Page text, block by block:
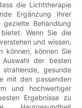
die Lichttherapie
Ergänzung Ihrer
Behandlung
Wenn Sie die
und wissen,
können, können Sie
der besten
gesunde
mit den passenden
und hochwertiger
Ergebnisse zu